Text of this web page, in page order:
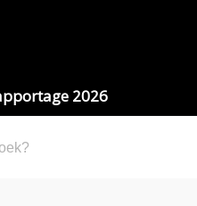
2026